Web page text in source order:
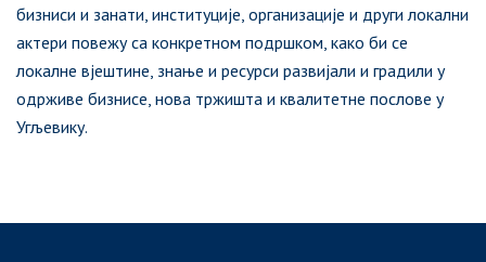
бизниси и занати, институције, организације и други локални
актери повежу са конкретном подршком, како би се
локалне вјештине, знање и ресурси развијали и градили у
одрживе бизнисе, нова тржишта и квалитетне послове у
Угљевику.